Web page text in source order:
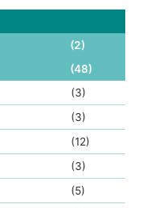
(2)
(48)
(3)
(3)
(12)
(3)
(5)